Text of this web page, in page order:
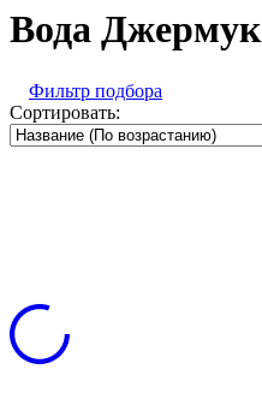
Вода Джермук
Фильтр подбора
Сортировать: